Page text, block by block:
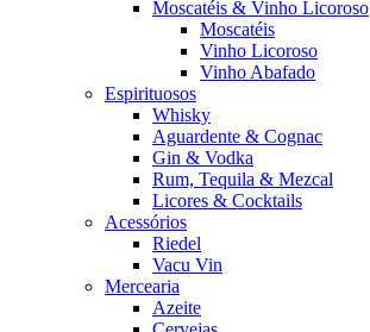
Moscatéis & Vinho Licoroso
Moscatéis
Vinho Licoroso
Vinho Abafado
Espirituosos
Whisky
Aguardente & Cognac
Gin & Vodka
Rum, Tequila & Mezcal
Licores & Cocktails
Acessórios
Riedel
Vacu Vin
Mercearia
Azeite